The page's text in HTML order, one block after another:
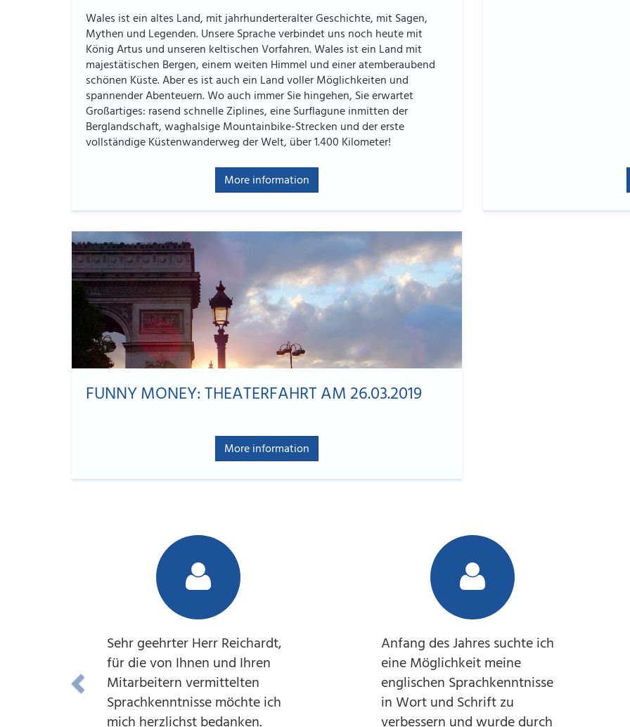
Wales ist ein altes Land, mit jahrhunderteralter Geschichte, mit Sagen,
Mythen und Legenden. Unsere Sprache verbindet uns noch heute mit
König Artus und unseren keltischen Vorfahren. Wales ist ein Land mit
majestätischen Bergen, einem weiten Himmel und einer atemberaubend
schönen Küste. Aber es ist auch ein Land voller Möglichkeiten und
spannender Abenteuern. Wo auch immer Sie hingehen, Sie erwartet
Großartiges: rasend schnelle Ziplines, eine Surflagune inmitten der
Berglandschaft, waghalsige Mountainbike-Strecken und der erste
vollständige Küstenwanderweg der Welt, über 1.400 Kilometer!
More information
FUNNY MONEY: THEATERFAHRT AM 26.03.2019
More information
Sehr geehrter Herr Reichardt,
für die von Ihnen und Ihren
Mitarbeitern vermittelten
Sprachkenntnisse möchte ich
mich herzlichst bedanken.
Anfang des Jahres suchte ich
eine Möglichkeit meine
englischen Sprachkenntnisse
in Wort und Schrift zu
verbessern und wurde durch